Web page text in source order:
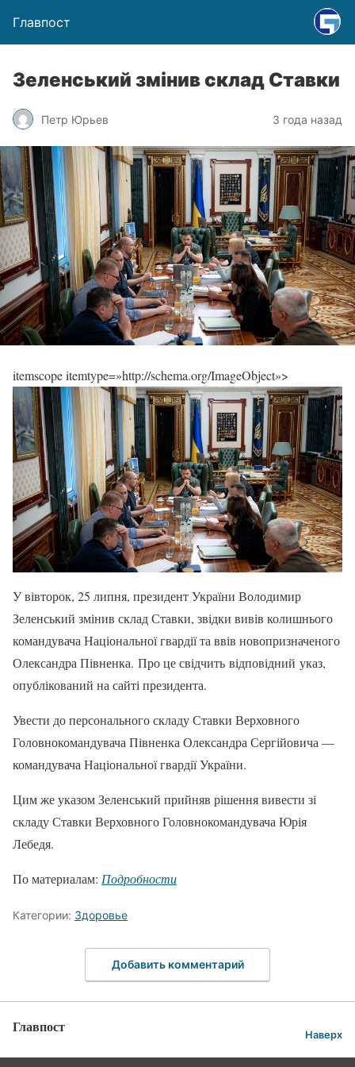
Главпост
Зеленський змінив склад Ставки
Петр Юрьев 3 года назад
itemscope itemtype=»http://schema.org/ImageObject»>
У вівторок, 25 липня, президент України Володимир
Зеленський змінив склад Ставки, звідки вивів колишнього
командувача Національної гвардії та ввів новопризначеного
Олександра Півненка. Про це свідчить відповідний указ,
опублікований на сайті президента.
Увести до персонального складу Ставки Верховного
Головнокомандувача Півненка Олександра Сергійовича —
командувача Національної гвардії України.
Цим же указом Зеленський прийняв рішення вивести зі
складу Ставки Верховного Головнокомандувача Юрія
Лебедя.
По материалам: Подробности
Категории: Здоровье
Добавить комментарий
Главпост Наверх